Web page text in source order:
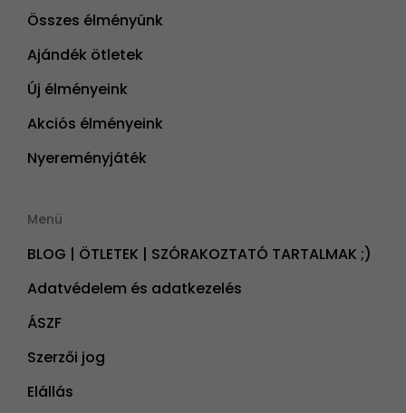
Összes élményünk
Ajándék ötletek
Új élményeink
Akciós élményeink
Nyereményjáték
Menü
BLOG | ÖTLETEK | SZÓRAKOZTATÓ TARTALMAK ;)
Adatvédelem és adatkezelés
ÁSZF
Szerzői jog
Elállás